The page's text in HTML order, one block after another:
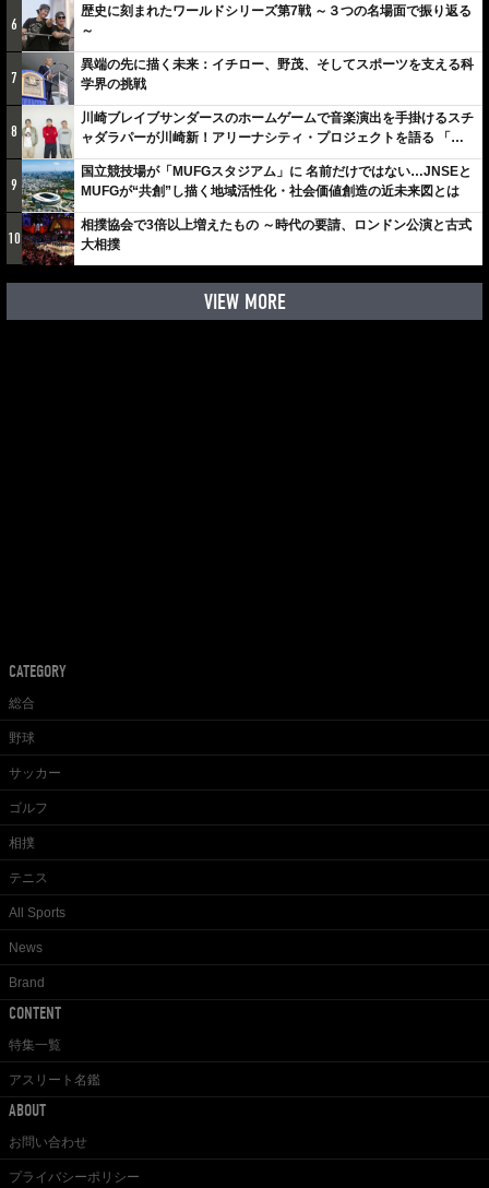
6
歴史に刻まれたワールドシリーズ第7戦 ～３つの名場面で振り返る
～
7
異端の先に描く未来：イチロー、野茂、そしてスポーツを支える科
学界の挑戦
8
川崎ブレイブサンダースのホームゲームで音楽演出を手掛けるスチ
ャダラパーが川崎新！アリーナシティ・プロジェクトを語る 「楽
しみでしかないでしょ。川崎は、ずっと成長曲線だから」
9
国立競技場が「MUFGスタジアム」に 名前だけではない…JNSEと
MUFGが“共創”し描く地域活性化・社会価値創造の近未来図とは
10
相撲協会で3倍以上増えたもの ～時代の要請、ロンドン公演と古式
大相撲
VIEW MORE
CATEGORY
総合
野球
サッカー
ゴルフ
相撲
テニス
All Sports
News
Brand
CONTENT
特集一覧
アスリート名鑑
ABOUT
お問い合わせ
プライバシーポリシー